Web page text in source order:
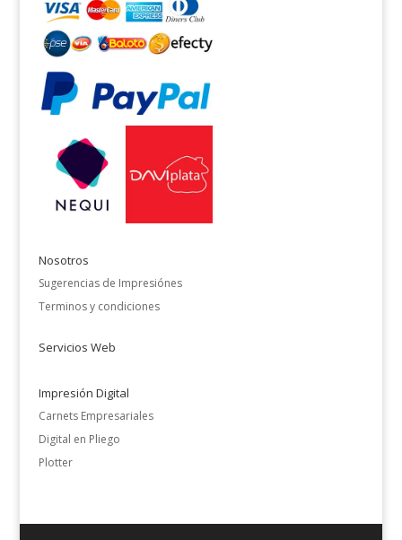
Nosotros
Sugerencias de Impresiónes
Terminos y condiciones
Servicios Web
Impresión Digital
Carnets Empresariales
Digital en Pliego
Plotter